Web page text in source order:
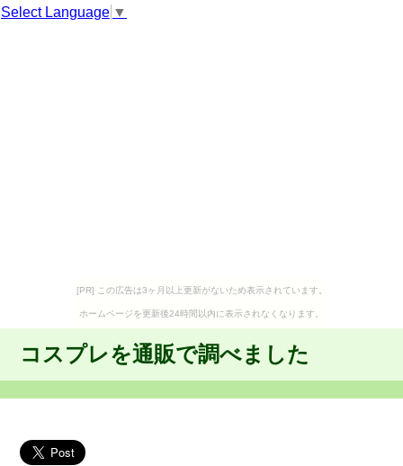
Select Language ▼
[PR] この広告は3ヶ月以上更新がないため表示されています。
ホームページを更新後24時間以内に表示されなくなります。
コスプレを通販で調べました